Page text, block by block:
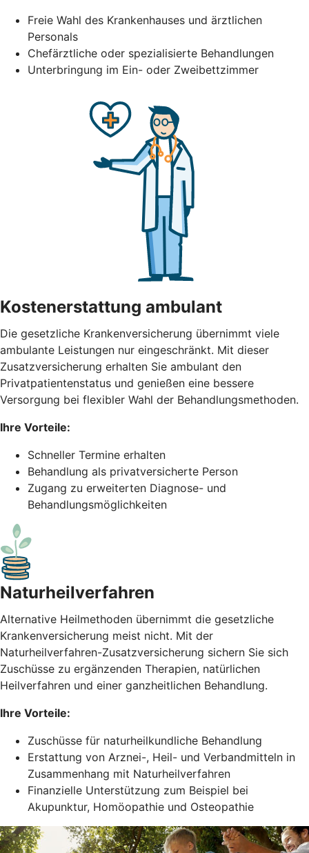
Freie Wahl des Krankenhauses und ärztlichen
Personals
Chefärztliche oder spezialisierte Behandlungen
Unterbringung im Ein- oder Zweibettzimmer
Kostenerstattung ambulant
Die gesetzliche Krankenversicherung übernimmt viele
ambulante Leistungen nur eingeschränkt. Mit dieser
Zusatzversicherung erhalten Sie ambulant den
Privatpatientenstatus und genießen eine bessere
Versorgung bei flexibler Wahl der Behandlungsmethoden.
Ihre Vorteile:
Schneller Termine erhalten
Behandlung als privatversicherte Person
Zugang zu erweiterten Diagnose- und
Behandlungsmöglichkeiten
Naturheil­verfahren
Alternative Heilmethoden übernimmt die gesetzliche
Krankenversicherung meist nicht. Mit der
Naturheilverfahren-Zusatzversicherung sichern Sie sich
Zuschüsse zu ergänzenden Therapien, natürlichen
Heilverfahren und einer ganzheitlichen Behandlung.
Ihre Vorteile:
Zuschüsse für naturheilkundliche Behandlung
Erstattung von Arznei-, Heil- und Verbandmitteln in
Zusammenhang mit Naturheilverfahren
Finanzielle Unterstützung zum Beispiel bei
Akupunktur, Homöopathie und Osteopathie